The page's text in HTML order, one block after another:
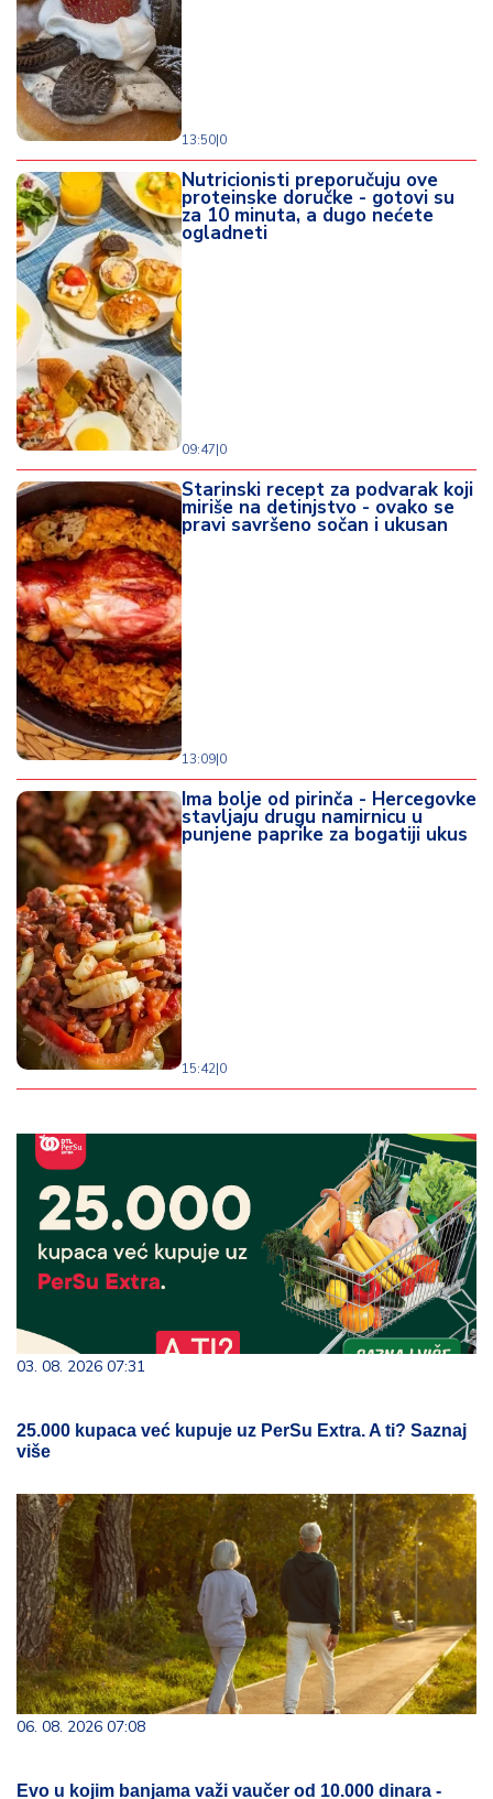
13:50|0
Nutricionisti preporučuju ove
proteinske doručke - gotovi su
za 10 minuta, a dugo nećete
ogladneti
09:47|0
Starinski recept za podvarak koji
miriše na detinjstvo - ovako se
pravi savršeno sočan i ukusan
13:09|0
Ima bolje od pirinča - Hercegovke
stavljaju drugu namirnicu u
punjene paprike za bogatiji ukus
15:42|0
03. 08. 2026 07:31
25.000 kupaca već kupuje uz PerSu Extra. A ti? Saznaj
više
06. 08. 2026 07:08
Evo u kojim banjama važi vaučer od 10.000 dinara -